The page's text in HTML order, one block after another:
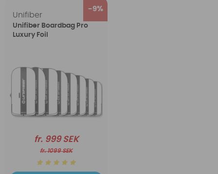
Unifiber
Unifiber Boardbag Pro
Luxury Foil
9
fr. 999 SEK
fr. 1099 SEK